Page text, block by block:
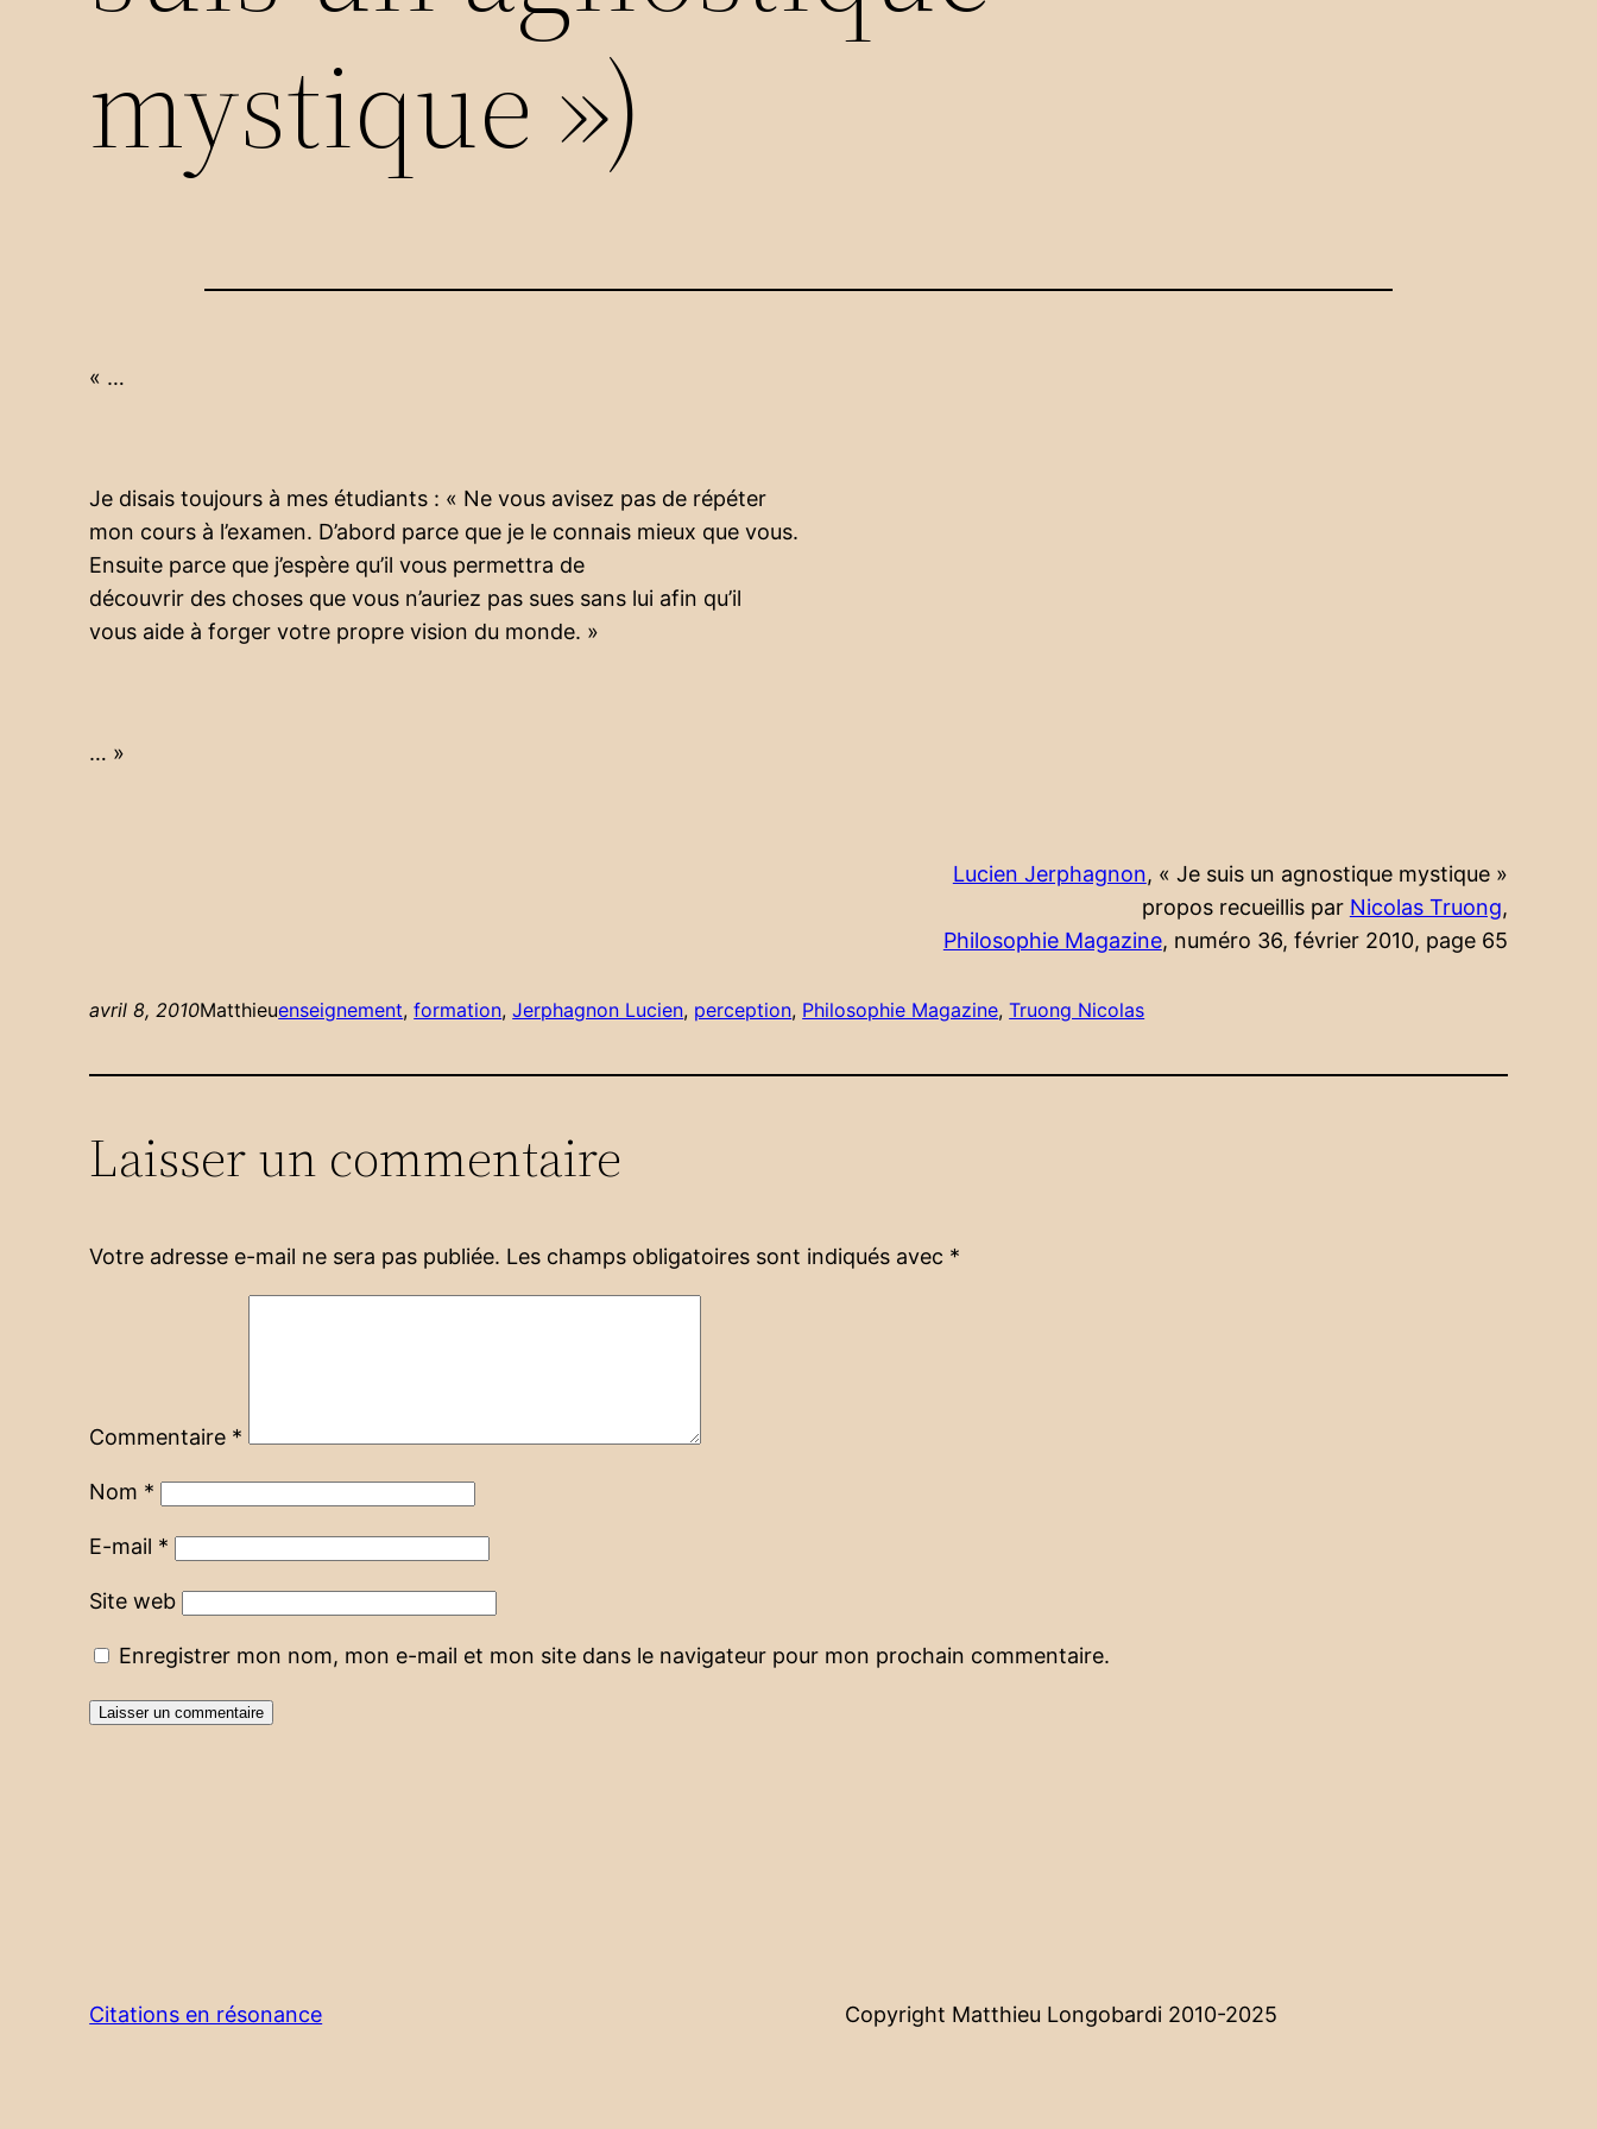
mystique »)
« …
Je disais toujours à mes étudiants : « Ne vous avisez pas de répéter
mon cours à l’examen. D’abord parce que je le connais mieux que vous.
Ensuite parce que j’espère qu’il vous permettra de
découvrir des choses que vous n’auriez pas sues sans lui afin qu’il
vous aide à forger votre propre vision du monde. »
… »
Lucien Jerphagnon, « Je suis un agnostique mystique »
propos recueillis par Nicolas Truong,
Philosophie Magazine, numéro 36, février 2010, page 65
avril 8, 2010Matthieuenseignement, formation, Jerphagnon Lucien, perception, Philosophie Magazine, Truong Nicolas
Laisser un commentaire
Votre adresse e-mail ne sera pas publiée. Les champs obligatoires sont indiqués avec *
Commentaire *
Nom *
E-mail *
Site web
Enregistrer mon nom, mon e-mail et mon site dans le navigateur pour mon prochain commentaire.
Citations en résonance Copyright Matthieu Longobardi 2010-2025